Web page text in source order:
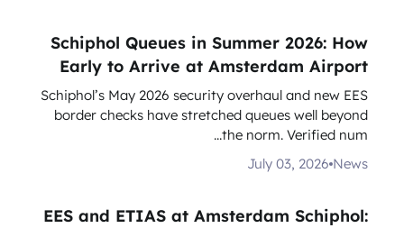
Schiphol Queues in Summer 2026: How
Early to Arrive at Amsterdam Airport
Schiphol’s May 2026 security overhaul and new EES
border checks have stretched queues well beyond
the norm. Verified num...
News
July 03, 2026
EES and ETIAS at Amsterdam Schiphol: